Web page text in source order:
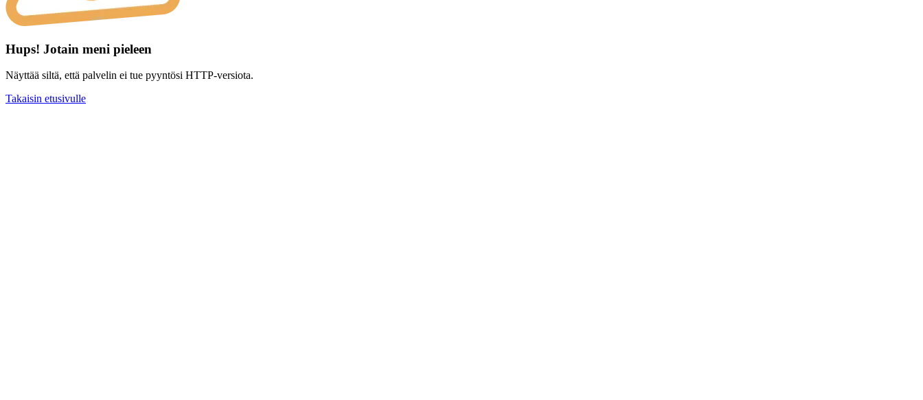
Hups! Jotain meni pieleen
Näyttää siltä, että palvelin ei tue pyyntösi HTTP-versiota.
Takaisin etusivulle